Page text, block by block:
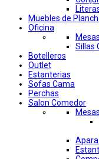
Muebles de
Oficina
Sillas
Botelleros
Outlet
Estanterias
Sofas Cama
Perchas
Salon Comedor
Mesas